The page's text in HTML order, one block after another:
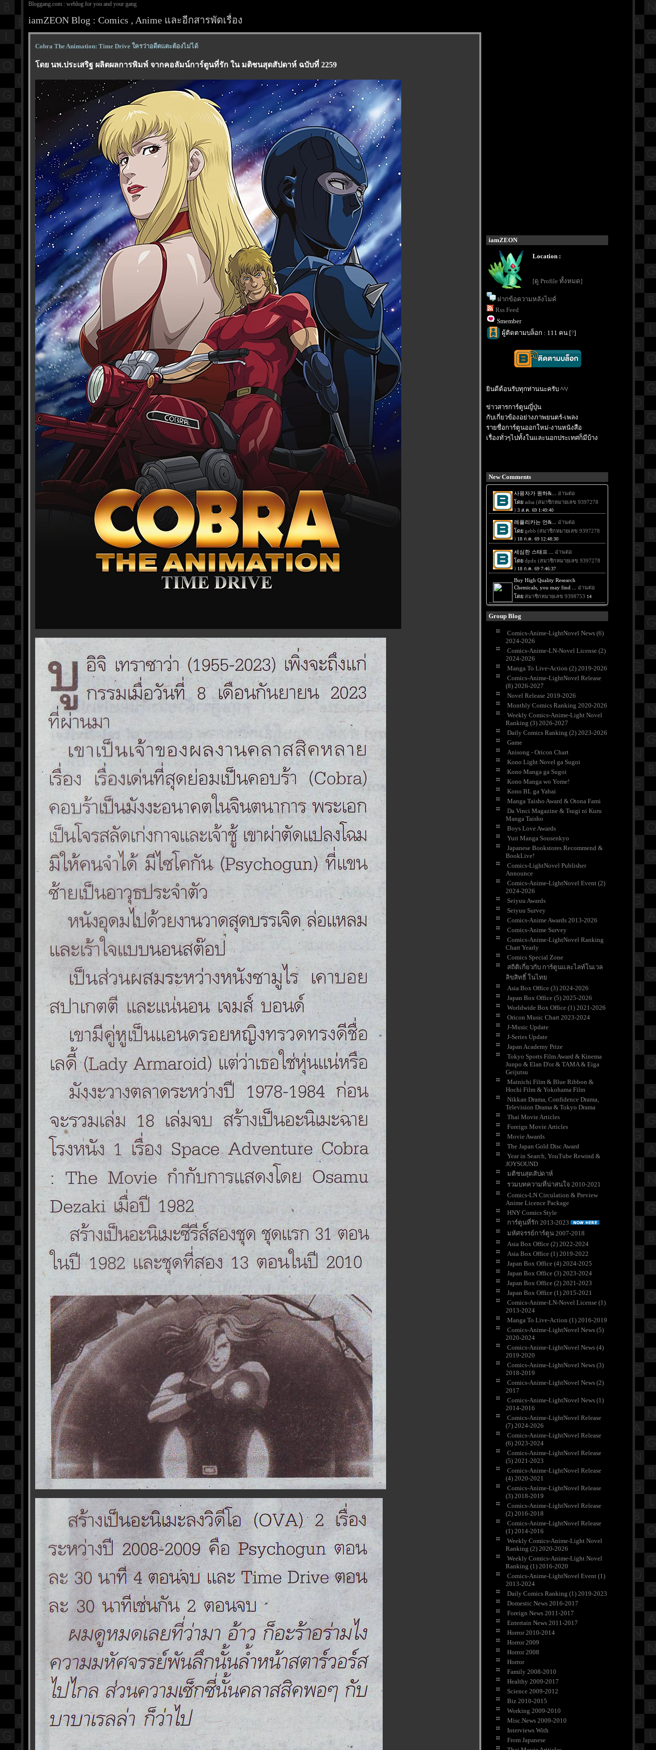
Bloggang.com : weblog for you and your gang
iamZEON Blog : Comics , Anime และอีกสารพัดเรื่อง
Cobra The Animation: Time Drive ใครว่าอดีตแตะต้องไม่ได้
ดย นพ.ประเสริฐ ผลิตผลการพิมพ์ จากคอลัมน์การ์ตูนที่รัก ใน มติชนสุดสัปดาห์ ฉบับที่ 2259
iamZEON
Location :
[ดู Profile ทั้งหมด]
ฝากข้อความหลังไมค์
Rss Feed
Smember
ผู้ติดตามบล็อก : 111 คน [?]
ินดีต้อนรับทุกท่านนะครับ ^^/
ข่าวสารการ์ตูนญี่ปุ่น
กับเกี่ยวข้องอย่างภาพยนตร์-เพลง
รายชื่อการ์ตูนออกใหม่-งานหนังสือ
เรื่องทั่วๆไปทั้งในและนอกประเทศก็มีบ้าง
New Comments
Group Blog
Comics-Anime-LightNovel News (6)
2024-2026
Comics-Anime-LN-Novel License (2)
2024-2026
Manga To Live-Action (2) 2019-2026
Comics-Anime-LightNovel Release
(8) 2026-2027
Novel Release 2019-2026
Monthly Comics Ranking 2020-2026
Weekly Comics-Anime-Light Novel
Ranking (3) 2026-2027
Daily Comics Ranking (2) 2023-2026
Game
Anisong - Oricon Chart
Kono Light Novel ga Sugoi
Kono Manga ga Sugoi
Kono Manga wo Yome!
Kono BL ga Yabai
Manga Taisho Award & Otona Fami
Da Vinci Magazine & Tsugi ni Kuru
Manga Taisho
Boys Love Awards
Yuri Manga Sousenkyo
Japanese Bookstores Recommend &
BookLive!
Comics-LightNovel Publisher
Announce
Comics-Anime-LightNovel Event (2)
2024-2026
Seiyuu Awards
Seiyuu Survey
Comics-Anime Awards 2013-2026
Comics-Anime Survey
Comics-Anime-LightNovel Ranking
Chart Yearly
Comics Special Zone
สถิติเกี่ยวกับ การ์ตูนและไลท์โนเวล
ลิขสิทธิ์ ในไท
Asia Box Office (3) 2024-2026
Japan Box Office (5) 2025-2026
Worldwide Box Office (1) 2021-2026
Oricon Music Chart 2023-2024
J-Music Update
J-Series Update
Japan Academy Prize
Tokyo Sports Film Award & Kinema
Junpo & Elan D'or & TAMA & Eiga
Geijutsu
Mainichi Film & Blue Ribbon &
Hochi Film & Yokohama Film
Nikkan Drama, Confidence Drama,
Television Drama & Tokyo Drama
Thai Movie Articles
Foreign Movie Articles
Movie Awards
The Japan Gold Disc Award
Year in Search, YouTube Rewind &
JOYSOUND
มติชนสุดสัปดาห์
รวมบทความที่น่าสนใจ 2010-2021
Comics-LN Circulation & Preview
Anime Licence Package
HNY Comics Style
การ์ตูนที่รัก 2013-2023
มหัศจรรย์การ์ตูน 2007-2018
Asia Box Office (2) 2022-2024
Asia Box Office (1) 2019-2022
Japan Box Office (4) 2024-2025
Japan Box Office (3) 2023-2024
Japan Box Office (2) 2021-2023
Japan Box Office (1) 2015-2021
Comics-Anime-LN-Novel License (1)
2013-2024
Manga To Live-Action (1) 2016-2019
Comics-Anime-LightNovel News (5)
2020-2024
Comics-Anime-LightNovel News (4)
2019-2020
Comics-Anime-LightNovel News (3)
2018-2019
Comics-Anime-LightNovel News (2)
2017
Comics-Anime-LightNovel News (1)
2014-2016
Comics-Anime-LightNovel Release
(7) 2024-2026
Comics-Anime-LightNovel Release
(6) 2023-2024
Comics-Anime-LightNovel Release
(5) 2021-2023
Comics-Anime-LightNovel Release
(4) 2020-2021
Comics-Anime-LightNovel Release
(3) 2018-2019
Comics-Anime-LightNovel Release
(2) 2016-2018
Comics-Anime-LightNovel Release
(1) 2014-2016
Weekly Comics-Anime-Light Novel
Ranking (2) 2020-2026
Weekly Comics-Anime-Light Novel
Ranking (1) 2016-2020
Comics-Anime-LightNovel Event (1)
2013-2024
Daily Comics Ranking (1) 2019-2023
Domestic News 2016-2017
Foreign News 2011-2017
Entertain News 2011-2017
Horror 2010-2014
Horror 2009
Horror 2008
Horror
Family 2008-2010
Healthy 2009-2017
Science 2009-2012
Biz 2010-2015
Working 2009-2010
Misc.News 2009-2010
Interviews With
From Japanese